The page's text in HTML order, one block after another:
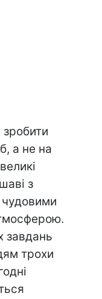
а не на
з
завдань
трохи